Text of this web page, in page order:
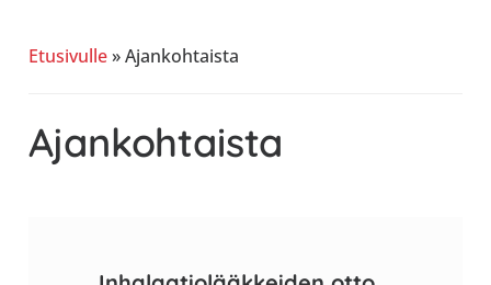
K-
ry
Etusivulle»Ajankohtaista
Ajankohtaista